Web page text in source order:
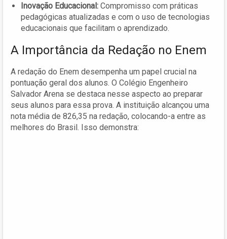
Inovação Educacional: Compromisso com práticas
pedagógicas atualizadas e com o uso de tecnologias
educacionais que facilitam o aprendizado.
A Importância da Redação no Enem
A redação do Enem desempenha um papel crucial na
pontuação geral dos alunos. O Colégio Engenheiro
Salvador Arena se destaca nesse aspecto ao preparar
seus alunos para essa prova. A instituição alcançou uma
nota média de 826,35 na redação, colocando-a entre as
melhores do Brasil. Isso demonstra: